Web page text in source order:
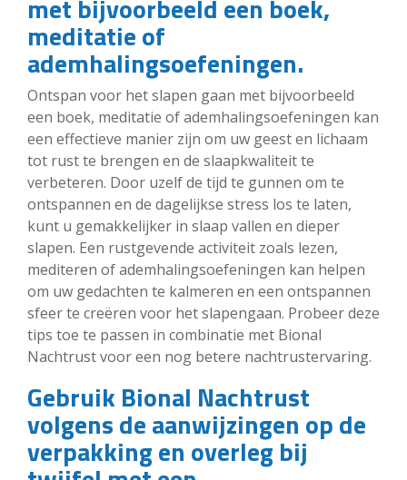
met bijvoorbeeld een boek,
meditatie of
ademhalingsoefeningen.
Ontspan voor het slapen gaan met bijvoorbeeld
een boek, meditatie of ademhalingsoefeningen kan
een effectieve manier zijn om uw geest en lichaam
tot rust te brengen en de slaapkwaliteit te
verbeteren. Door uzelf de tijd te gunnen om te
ontspannen en de dagelijkse stress los te laten,
kunt u gemakkelijker in slaap vallen en dieper
slapen. Een rustgevende activiteit zoals lezen,
mediteren of ademhalingsoefeningen kan helpen
om uw gedachten te kalmeren en een ontspannen
sfeer te creëren voor het slapengaan. Probeer deze
tips toe te passen in combinatie met Bional
Nachtrust voor een nog betere nachtrustervaring.
Gebruik Bional Nachtrust
volgens de aanwijzingen op de
verpakking en overleg bij